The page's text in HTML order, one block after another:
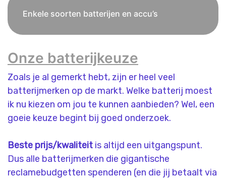
Enkele soorten batterijen en accu’s
Onze batterijkeuze
Zoals je al gemerkt hebt, zijn er heel veel
batterijmerken op de markt. Welke batterij moest
ik nu kiezen om jou te kunnen aanbieden? Wel, een
goeie keuze begint bij goed onderzoek.
Beste prijs/kwaliteit is altijd een uitgangspunt.
Dus alle batterijmerken die gigantische
reclamebudgetten spenderen (en die jij betaalt via